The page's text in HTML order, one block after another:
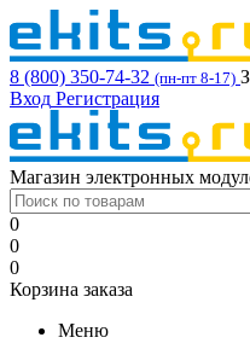
8 (800) 350-74-32 (пн-пт 8-17)
Вход Регистрация
Магазин электронных
0
0
0
Корзина заказа
Меню